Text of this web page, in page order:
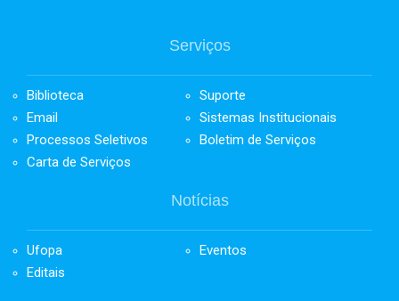
Serviços
Biblioteca
Suporte
Email
Sistemas Institucionais
Processos Seletivos
Boletim de Serviços
Carta de Serviços
Notícias
Ufopa
Eventos
Editais